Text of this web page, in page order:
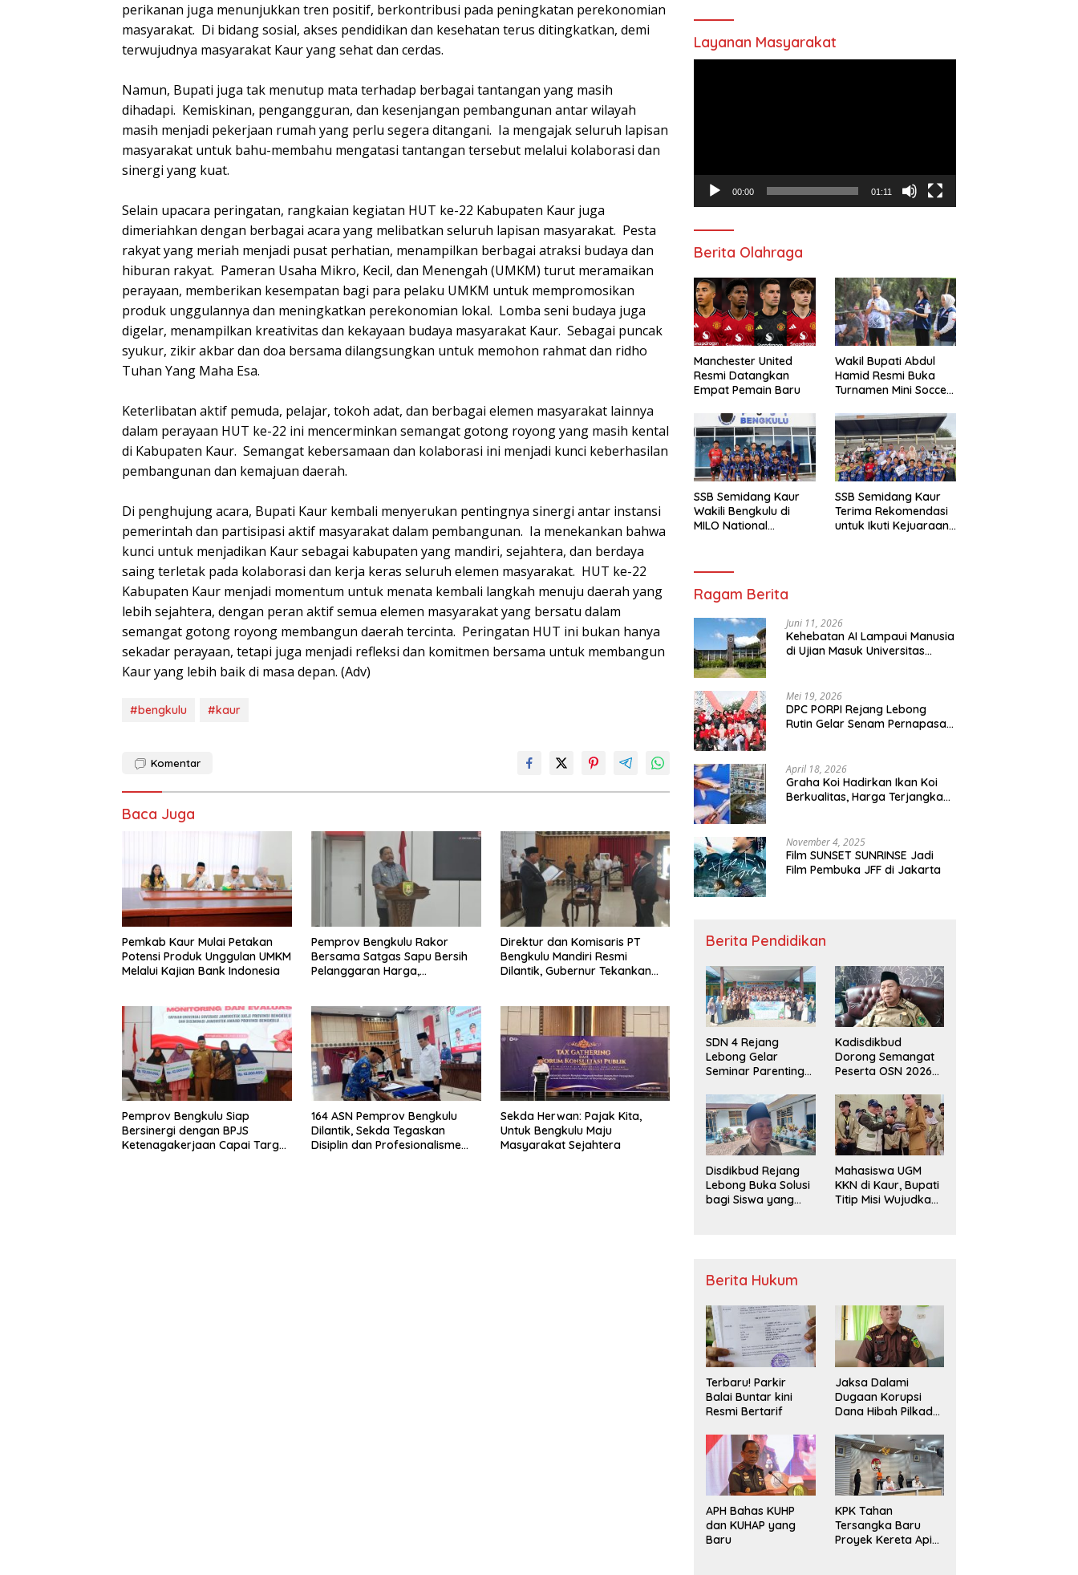
perikanan juga menunjukkan tren positif, berkontribusi pada peningkatan perekonomian
masyarakat. Di bidang sosial, akses pendidikan dan kesehatan terus ditingkatkan, demi
terwujudnya masyarakat Kaur yang sehat dan cerdas.
Namun, Bupati juga tak menutup mata terhadap berbagai tantangan yang masih
dihadapi. Kemiskinan, pengangguran, dan kesenjangan pembangunan antar wilayah
masih menjadi pekerjaan rumah yang perlu segera ditangani. Ia mengajak seluruh lapisan
masyarakat untuk bahu-membahu mengatasi tantangan tersebut melalui kolaborasi dan
sinergi yang kuat.
Selain upacara peringatan, rangkaian kegiatan HUT ke-22 Kabupaten Kaur juga
dimeriahkan dengan berbagai acara yang melibatkan seluruh lapisan masyarakat. Pesta
rakyat yang meriah menjadi pusat perhatian, menampilkan berbagai atraksi budaya dan
hiburan rakyat. Pameran Usaha Mikro, Kecil, dan Menengah (UMKM) turut meramaikan
perayaan, memberikan kesempatan bagi para pelaku UMKM untuk mempromosikan
produk unggulannya dan meningkatkan perekonomian lokal. Lomba seni budaya juga
digelar, menampilkan kreativitas dan kekayaan budaya masyarakat Kaur. Sebagai puncak
syukur, zikir akbar dan doa bersama dilangsungkan untuk memohon rahmat dan ridho
Tuhan Yang Maha Esa.
Keterlibatan aktif pemuda, pelajar, tokoh adat, dan berbagai elemen masyarakat lainnya
dalam perayaan HUT ke-22 ini mencerminkan semangat gotong royong yang masih kental
di Kabupaten Kaur. Semangat kebersamaan dan kolaborasi ini menjadi kunci keberhasilan
pembangunan dan kemajuan daerah.
Di penghujung acara, Bupati Kaur kembali menyerukan pentingnya sinergi antar instansi
pemerintah dan partisipasi aktif masyarakat dalam pembangunan. Ia menekankan bahwa
kunci untuk menjadikan Kaur sebagai kabupaten yang mandiri, sejahtera, dan berdaya
saing terletak pada kolaborasi dan kerja keras seluruh elemen masyarakat. HUT ke-22
Kabupaten Kaur menjadi momentum untuk menata kembali langkah menuju daerah yang
lebih sejahtera, dengan peran aktif semua elemen masyarakat yang bersatu dalam
semangat gotong royong membangun daerah tercinta. Peringatan HUT ini bukan hanya
sekadar perayaan, tetapi juga menjadi refleksi dan komitmen bersama untuk membangun
Kaur yang lebih baik di masa depan. (Adv)
#bengkulu #kaur
Komentar
Baca Juga
Pemkab Kaur Mulai Petakan
Potensi Produk Unggulan UMKM
Melalui Kajian Bank Indonesia
Pemprov Bengkulu Rakor
Bersama Satgas Sapu Bersih
Pelanggaran Harga,
Sorotan
Direktur dan Komisaris PT
Bengkulu Mandiri Resmi
Dilantik, Gubernur Tekankan
Pemprov Bengkulu Siap
Bersinergi dengan BPJS
Ketenagakerjaan Capai Target
164 ASN Pemprov Bengkulu
Dilantik, Sekda Tegaskan
Disiplin dan Profesionalisme
Sekda Herwan: Pajak Kita,
Untuk Bengkulu Maju
Masyarakat Sejahtera
Layanan Masyarakat
00:00 01:11
Berita Olahraga
Manchester United
Resmi Datangkan
Empat Pemain Baru
Wakil Bupati Abdul
Hamid Resmi Buka
Turnamen Mini Soccer
SSB Semidang Kaur
Wakili Bengkulu di
MILO National
SSB Semidang Kaur
Terima Rekomendasi
untuk Ikuti Kejuaraan
Ragam Berita
Juni 11, 2026
Kehebatan AI Lampaui Manusia
di Ujian Masuk Universitas
Mei 19, 2026
DPC PORPI Rejang Lebong
Rutin Gelar Senam Pernapasan
April 18, 2026
Graha Koi Hadirkan Ikan Koi
Berkualitas, Harga Terjangkau
November 4, 2025
Film SUNSET SUNRINSE Jadi
Film Pembuka JFF di Jakarta
Berita Pendidikan
SDN 4 Rejang
Lebong Gelar
Seminar Parenting
Bullying,
Kadisdikbud: Patut
Jadi Contoh
Kadisdikbud
Dorong Semangat
Peserta OSN 2026
Disdikbud Rejang
Lebong Buka Solusi
bagi Siswa yang
Mahasiswa UGM
KKN di Kaur, Bupati
Titip Misi Wujudkan
Berita Hukum
Terbaru! Parkir
Balai Buntar kini
Resmi Bertarif
Jaksa Dalami
Dugaan Korupsi
Dana Hibah Pilkada
Kaur
APH Bahas KUHP
dan KUHAP yang
Baru
KPK Tahan
Tersangka Baru
Proyek Kereta Api